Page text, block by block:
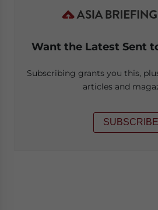
Want the Latest Sent
Subscribing grants you this,
articles and
SUBSCRIBE